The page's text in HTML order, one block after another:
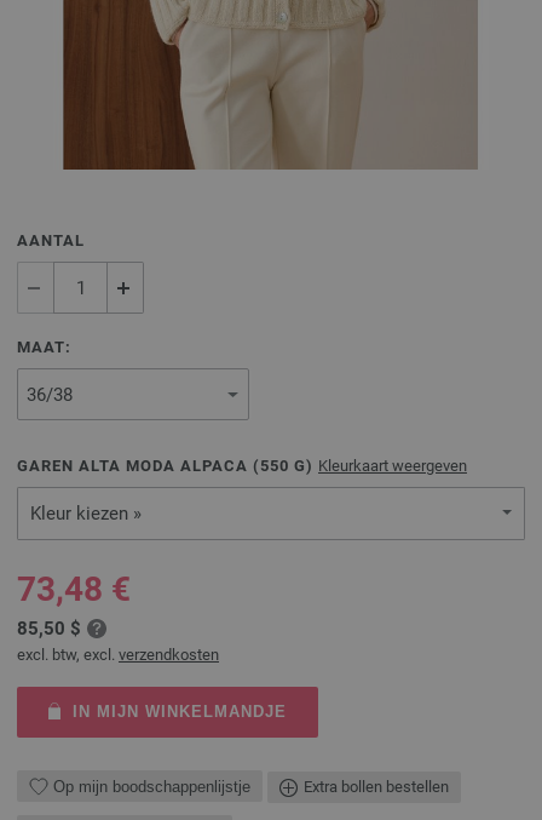
AANTAL
MAAT:
GAREN ALTA MODA ALPACA ( 550 G) Kleurkaart weergeven
Kleur kiezen »
73,48 €
85,50 $
excl. btw, excl. verzendkosten
IN MIJN WINKELMANDJE
Op mijn boodschappenlijstje Extra bollen bestellen